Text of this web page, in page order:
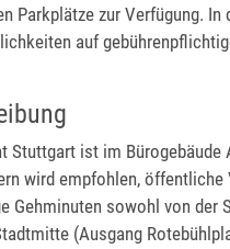
Parkplätze zur Verfügung.
auf
Stuttgart ist im
wird empfohlen,
Gehminuten sowohl von der
(Ausgang